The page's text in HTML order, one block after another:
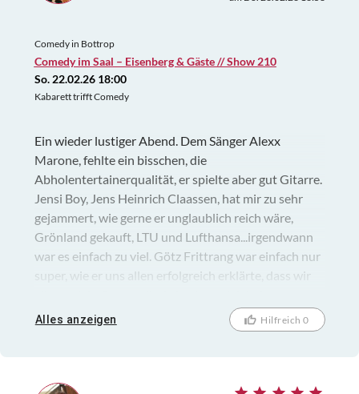
Comedy in Bottrop
Comedy im Saal – Eisenberg & Gäste // Show 210
So. 22.02.26 18:00
Kabarett trifft Comedy
Ein wieder lustiger Abend. Dem Sänger Alexx
Marone, fehlte ein bisschen, die
Abholentertainerqualität, er spielte aber gut Gitarre.
Jensi Boy, Jens Heinrich Claassen, hat mir zu sehr
gejammert, wie gerne er unglaublich reich wäre,
Grönland gekauft, LTU und Lufthansa...irgendwann
war es einfach zu viel. Götz Frittrang war einfach nur
super, wie er uns allen erfolgreich erklärte, dass wir
nächsten Tag eine Sauciere und 2 Dekorschlüsseln
verschenkt, die ich nie im Gebrauch hatte.
Alles anzeigen Hilfreich 0